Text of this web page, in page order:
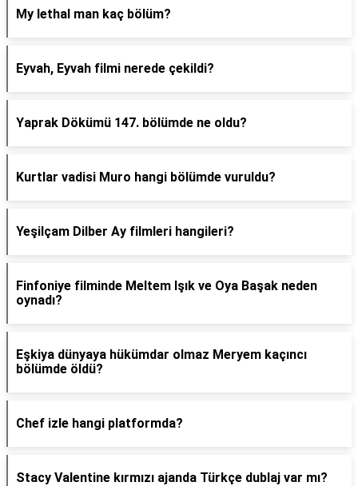
My lethal man kaç bölüm?
Eyvah, Eyvah filmi nerede çekildi?
Yaprak Dökümü 147. bölümde ne oldu?
Kurtlar vadisi Muro hangi bölümde vuruldu?
Yeşilçam Dilber Ay filmleri hangileri?
Finfoniye filminde Meltem Işık ve Oya Başak neden
oynadı?
Eşkiya dünyaya hükümdar olmaz Meryem kaçıncı
bölümde öldü?
Chef izle hangi platformda?
Stacy Valentine kırmızı ajanda Türkçe dublaj var mı?